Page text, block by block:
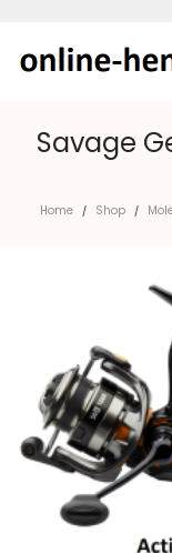
Savage
Home / Shop /